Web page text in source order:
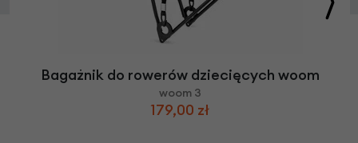
Bagażnik do rowerów dziecięcych woom
woom 3
179,00 zł